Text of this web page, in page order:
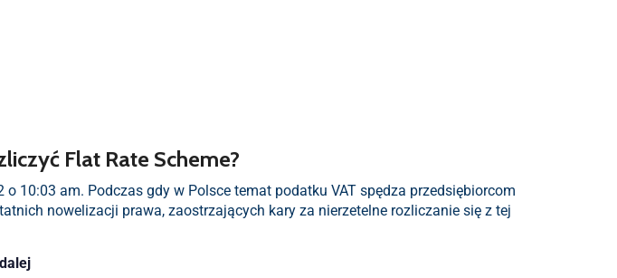
Flat Rate Scheme?
10:03 am. Podczas gdy w Polsce temat podatku VAT spędza przedsiębiorcom
nowelizacji prawa, zaostrzających kary za nierzetelne rozliczanie się z tej